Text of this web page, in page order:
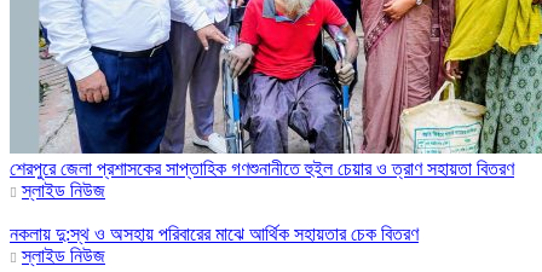
শেরপুরে জেলা প্রশাসকের সাপ্তাহিক গণশুনানীতে হুইল চেয়ার ও ত্রাণ সহায়তা বিতরণ
স্লাইড নিউজ
নকলায় দু:স্থ ও অসহায় পরিবারের মাঝে আর্থিক সহায়তার চেক বিতরণ
স্লাইড নিউজ